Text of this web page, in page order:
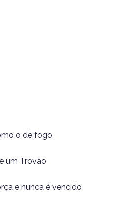
o de fogo
um Trovão
e nunca é vencido